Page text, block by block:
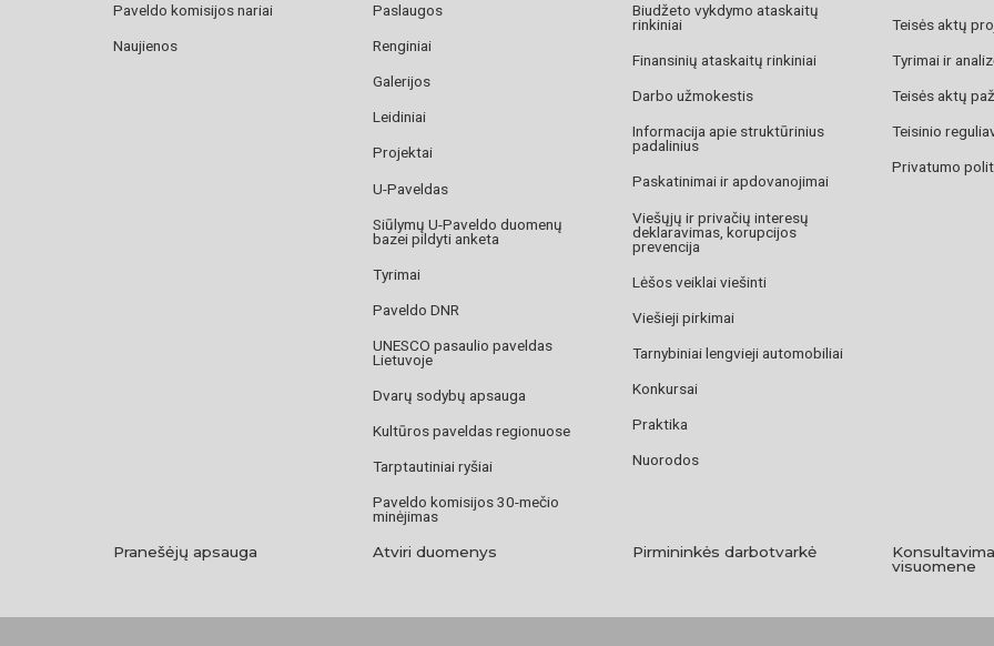
Paveldo komisijos nariai
Naujienos
Paslaugos
Renginiai
Galerijos
Leidiniai
Projektai
U-Paveldas
Siūlymų U-Paveldo duomenų
bazei pildyti anketa
Tyrimai
Paveldo DNR
UNESCO pasaulio paveldas
Lietuvoje
Dvarų sodybų apsauga
Kultūros paveldas regionuose
Tarptautiniai ryšiai
Paveldo komisijos 30-mečio
minėjimas
Biudžeto vykdymo ataskaitų
rinkiniai
Finansinių ataskaitų rinkiniai
Darbo užmokestis
Informacija apie struktūrinius
padalinius
Paskatinimai ir apdovanojimai
Viešųjų ir privačių interesų
deklaravimas, korupcijos
prevencija
Lėšos veiklai viešinti
Viešieji pirkimai
Tarnybiniai lengvieji automobiliai
Konkursai
Praktika
Nuorodos
Teisės aktų
Tyrimai ir
Teisės aktų
Teisinio
Privatumo
Pranešėjų apsauga Atviri duomenys Pirmininkės darbotvarkė
visuomene